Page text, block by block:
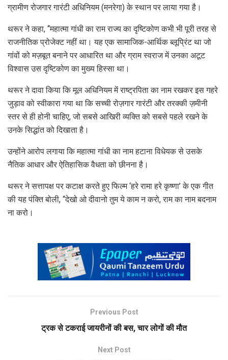
ग्रामीण रोजगार गारंटी अधिनियम (मनरेगा) के स्थान पर लाया गया है।
थरूर ने कहा, ‘‘महात्मा गांधी का राम राज्य का दृष्टिकोण कभी भी पूरी तरह से
राजनीतिक प्रोजेक्ट नहीं था। यह एक सामाजिक-आर्थिक ब्लूप्रिंट था जो
गांवों को मज़बूत बनाने पर आधारित था और ग्राम स्वराज में उनका अटूट
विश्वास उस दृष्टिकोण का मुख्य हिस्सा था।
थरूर ने दावा किया कि मूल अधिनियम में राष्ट्रपिता का नाम रखकर इस गहरे
जुड़ाव को स्वीकारा गया था कि सच्ची रोज़गार गारंटी और तरक्की ज़मीनी
स्तर से ही होनी चाहिए, जो सबसे आखिरी व्यक्ति को सबसे पहले रखने के
उनके सिद्धांत को दिखाता है।
उन्होंने आरोप लगाया कि महात्मा गांधी का नाम हटाना विधेयक से उसके
नैतिक आधार और ऐतिहासिक वैधता को छीनना है।
थरूर ने सत्तापक्ष पर कटाक्ष करते हुए फिल्म ‘हरे रामा हरे कृष्णा’ के एक गीत
की यह पंक्ति बोली, ‘‘देखो ओ दीवानो तुम ये काम न करो, राम का नाम बदनाम
ना करो।
Previous Post
ट्रक से टकराई जायरीनों की बस, चार लोगों की मौत
Next Post